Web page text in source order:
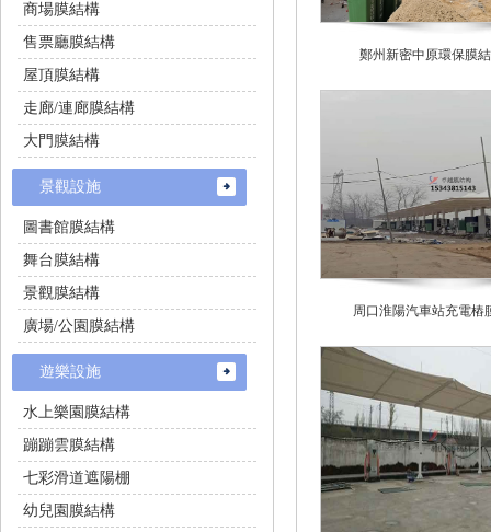
鄭州新密中原環保膜
周口淮陽汽車站充電樁
商場膜結構
售票廳膜結構
屋頂膜結構
走廊/連廊膜結構
大門膜結構
景觀設施
圖書館膜結構
舞台膜結構
景觀膜結構
廣場/公園膜結構
遊樂設施
水上樂園膜結構
蹦蹦雲膜結構
七彩滑道遮陽棚
幼兒園膜結構